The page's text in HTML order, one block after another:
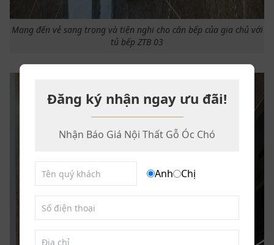
Mang đến vẻ sang trọng và tiện nghi cho căn bếp của gia chủ với
tủ bếp ZTB 03
Đăng ký nhận ngay ưu đãi!
Nhận Báo Giá Nội Thất Gỗ Óc Chó
Anh Chị